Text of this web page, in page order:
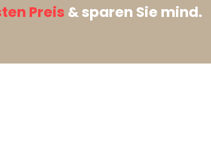
Preis & sparen Sie mind.